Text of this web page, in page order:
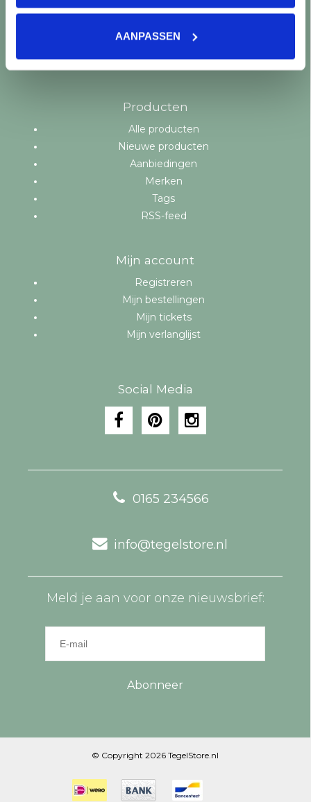
AANPASSEN
Over TegelStore.nl
Algemene voorwaarden
Privacy Policy
Producten
Alle producten
Nieuwe producten
Aanbiedingen
Merken
Tags
RSS-feed
Mijn account
Registreren
Mijn bestellingen
Mijn tickets
Mijn verlanglijst
Social Media
0165 234566
info@tegelstore.nl
Meld je aan voor onze nieuwsbrief:
Abonneer
© Copyright 2026 TegelStore.nl